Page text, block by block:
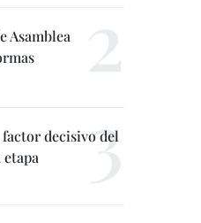
Asamblea
decisivo del